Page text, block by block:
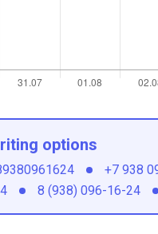
options
+7 938
8 (938) 096-16-24